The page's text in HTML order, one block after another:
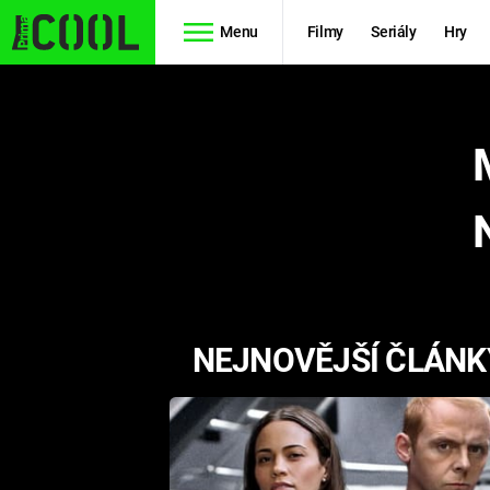
Menu Filmy Seriály Hry
FUTURAMA
PREDÁTOR
NEJNOVĚJŠÍ